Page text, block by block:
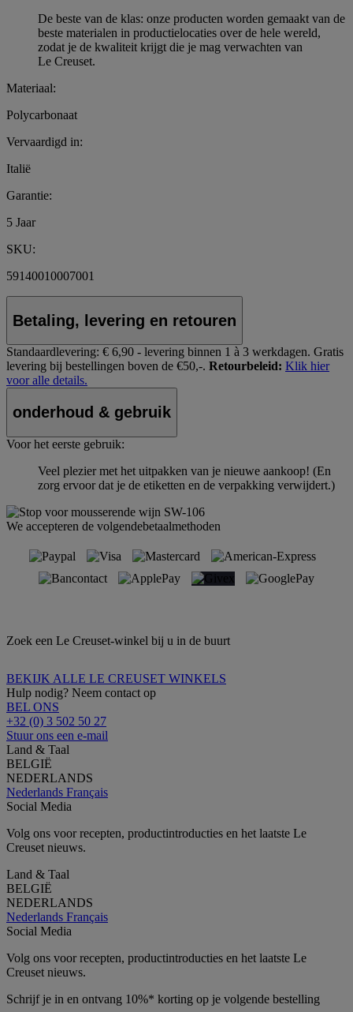
De beste van de klas: onze producten worden gemaakt van de
beste materialen in productielocaties over de hele wereld,
zodat je de kwaliteit krijgt die je mag verwachten van
Le Creuset.
Materiaal:
Polycarbonaat
Vervaardigd in:
Italië
Garantie:
5 Jaar
SKU:
59140010007001
Betaling, levering en retouren
Standaardlevering: € 6,90 - levering binnen 1 à 3 werkdagen. Gratis
levering bij bestellingen boven de €50,-. Retourbeleid: Klik hier
voor alle details.
onderhoud & gebruik
Voor het eerste gebruik:
Veel plezier met het uitpakken van je nieuwe aankoop! (En
zorg ervoor dat je de etiketten en de verpakking verwijdert.)
We accepteren de volgendebetaalmethoden
Zoek een Le Creuset-winkel bij u in de buurt
BEKIJK ALLE LE CREUSET WINKELS
Hulp nodig? Neem contact op
BEL ONS
+32 (0) 3 502 50 27
Stuur ons een e-mail
Land & Taal
BELGIË
NEDERLANDS
Nederlands Français
Social Media
Volg ons voor recepten, productintroducties en het laatste Le
Creuset nieuws.
Land & Taal
BELGIË
NEDERLANDS
Nederlands Français
Social Media
Volg ons voor recepten, productintroducties en het laatste Le
Creuset nieuws.
Schrijf je in en ontvang 10%* korting op je volgende bestelling